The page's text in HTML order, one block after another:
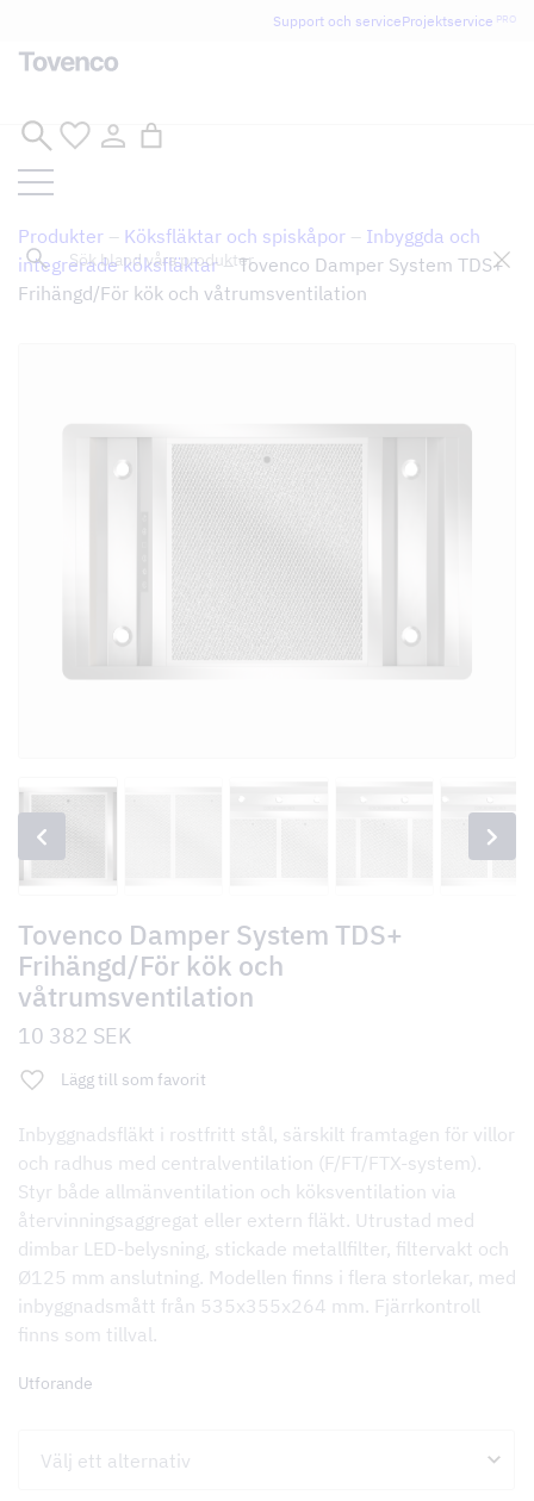
Glad Sommar! Tovencos bostadssektion håller
semesterstängt under vecka 29–31. Storköksverksamheten
Hoppa
innehåll
Support och serviceProjektservice PRO
Sök
Produkter – Köksfläktar och spiskåpor – Inbyggda och
integrerade köksfläktar–Tovenco Damper System TDS+
Frihängd/För kök och våtrumsventilation
Tovenco Damper System TDS+
Frihängd/För kök och
våtrumsventilation
10 382 SEK
Lägg till som favorit
Inbyggnadsfläkt i rostfritt stål, särskilt framtagen för villor
och radhus med centralventilation (F/FT/FTX-system).
Styr både allmänventilation och köksventilation via
återvinningsaggregat eller extern fläkt. Utrustad med
dimbar LED-belysning, stickade metallfilter, filtervakt och
Ø125 mm anslutning. Modellen finns i flera storlekar, med
inbyggnadsmått från 535x355x264 mm. Fjärrkontroll
finns som tillval.
Utforande